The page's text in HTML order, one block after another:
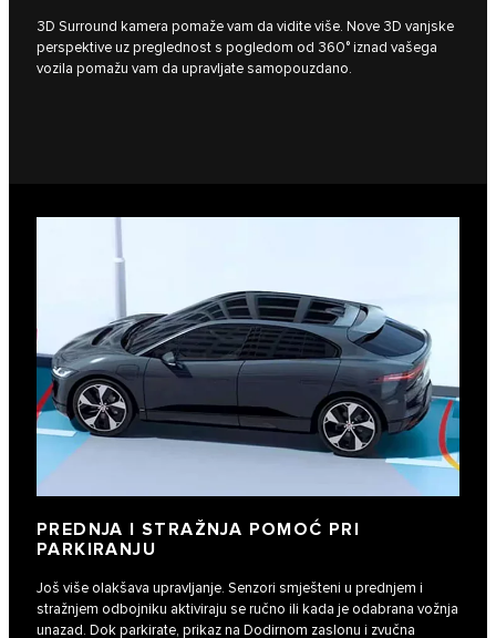
3D Surround kamera pomaže vam da vidite više. Nove 3D vanjske
perspektive uz preglednost s pogledom od 360° iznad vašega
vozila pomažu vam da upravljate samopouzdano.
PREDNJA I STRAŽNJA POMOĆ PRI
PARKIRANJU
Još više olakšava upravljanje. Senzori smješteni u prednjem i
stražnjem odbojniku aktiviraju se ručno ili kada je odabrana vožnja
unazad. Dok parkirate, prikaz na Dodirnom zaslonu i zvučna